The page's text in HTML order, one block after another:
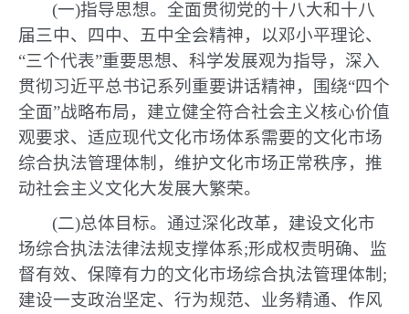
(一)指导思想。全面贯彻党的十八大和十八
届三中、四中、五中全会精神，以邓小平理论、
“三个代表”重要思想、科学发展观为指导，深入
贯彻习近平总书记系列重要讲话精神，围绕“四个
全面”战略布局，建立健全符合社会主义核心价值
观要求、适应现代文化市场体系需要的文化市场
综合执法管理体制，维护文化市场正常秩序，推
动社会主义文化大发展大繁荣。
(二)总体目标。通过深化改革，建设文化市
场综合执法法律法规支撑体系;形成权责明确、监
督有效、保障有力的文化市场综合执法管理体制;
建设一支政治坚定、行为规范、业务精通、作风